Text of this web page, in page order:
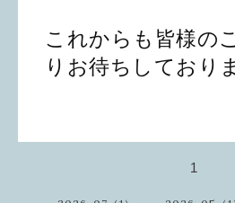
これからも皆様の
りお待ちしており
1